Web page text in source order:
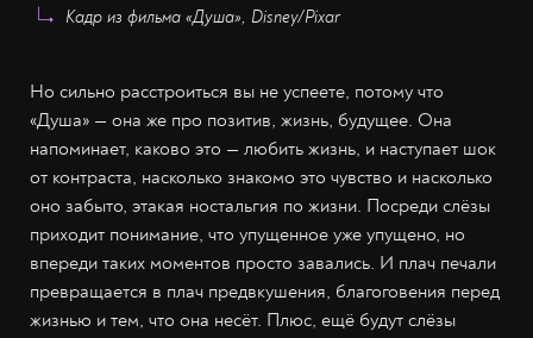
Кадр из фильма «Душа», Disney/Pixar
Но сильно расстроиться вы не успеете, потому что
«Душа» — она же про позитив, жизнь, будущее. Она
напоминает, каково это — любить жизнь, и наступает шок
от контраста, насколько знакомо это чувство и насколько
оно забыто, этакая ностальгия по жизни. Посреди слёзы
приходит понимание, что упущенное уже упущено, но
впереди таких моментов просто завались. И плач печали
превращается в плач предвкушения, благоговения перед
жизнью и тем, что она несёт. Плюс, ещё будут слёзы